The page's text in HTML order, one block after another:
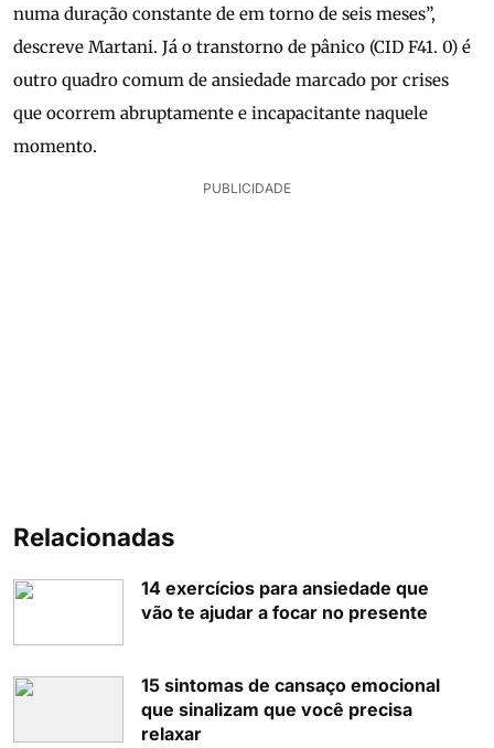
numa duração constante de em torno de seis meses”,
descreve Martani. Já o transtorno de pânico (CID F41. 0) é
outro quadro comum de ansiedade marcado por crises
que ocorrem abruptamente e incapacitante naquele
momento.
PUBLICIDADE
Relacionadas
14 exercícios para ansiedade que
vão te ajudar a focar no presente
15 sintomas de cansaço emocional
que sinalizam que você precisa
relaxar